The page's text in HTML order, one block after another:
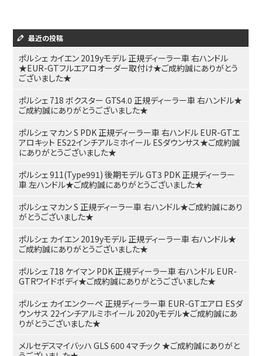
最近の投稿
ポルシェ カイエン 2019yモデル 正規ディーラー車 右ハンドル
★EUR-GTフルエアロオーダー取付け★ご成約誠にありがとう
ございました★
ポルシェ 718 ボクスター GTS4.0 正規ディーラー車 右ハンドル★
ご成約誠にありがとうございました★
ポルシェ マカン S PDK 正規ディーラー車 右ハンドル EUR-GTエ
アロキット ES22インチアルミホイール ESダウンサス★ご成約誠
にありがとうございました★
ポルシェ 911(Type991) 後期モデル GT3 PDK 正規ディーラー
車 左ハンドル★ご成約誠にありがとうございました★
ポルシェ マカン S 正規ディーラー車 右ハンドル★ご成約誠にあり
がとうございました★
ポルシェ カイエン 2019yモデル 正規ディーラー車 右ハンドル★
ご成約誠にありがとうございました★
ポルシェ 718 ケイマン PDK 正規ディーラー車 右ハンドル EUR-
GTRワイドボディ★ご成約誠にありがとうございました★
ポルシェ カイエンクーペ 正規ディーラー車 EUR-GTエアロ ESダ
ウンサス 22インチアルミホイール 2020yモデル★ご成約誠にあ
りがとうございました★
メルセデスマイバッハ GLS 600 4マチック ★ご成約誠にありがと